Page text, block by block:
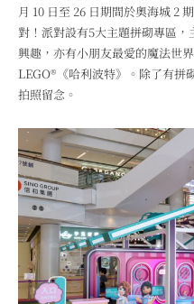
月 10 日至 26 日期間於奧海城 2
對！派對設有5大主題拼砌專區
興趣，亦有小朋友最愛的魔法世
LEGO®《哈利波特》。除了有拼
拍照留念。